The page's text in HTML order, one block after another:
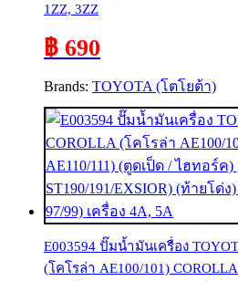
1ZZ, 3ZZ
฿ 690
Brands: TOYOTA (โตโยต้า)
E003594 ปั๊มน้ำมันเครื่อง
(โคโรล่า AE100/101)